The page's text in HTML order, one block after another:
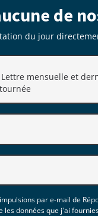
de
du jour
Lettre mensuelle et
par e-mail de
les données que j'ai